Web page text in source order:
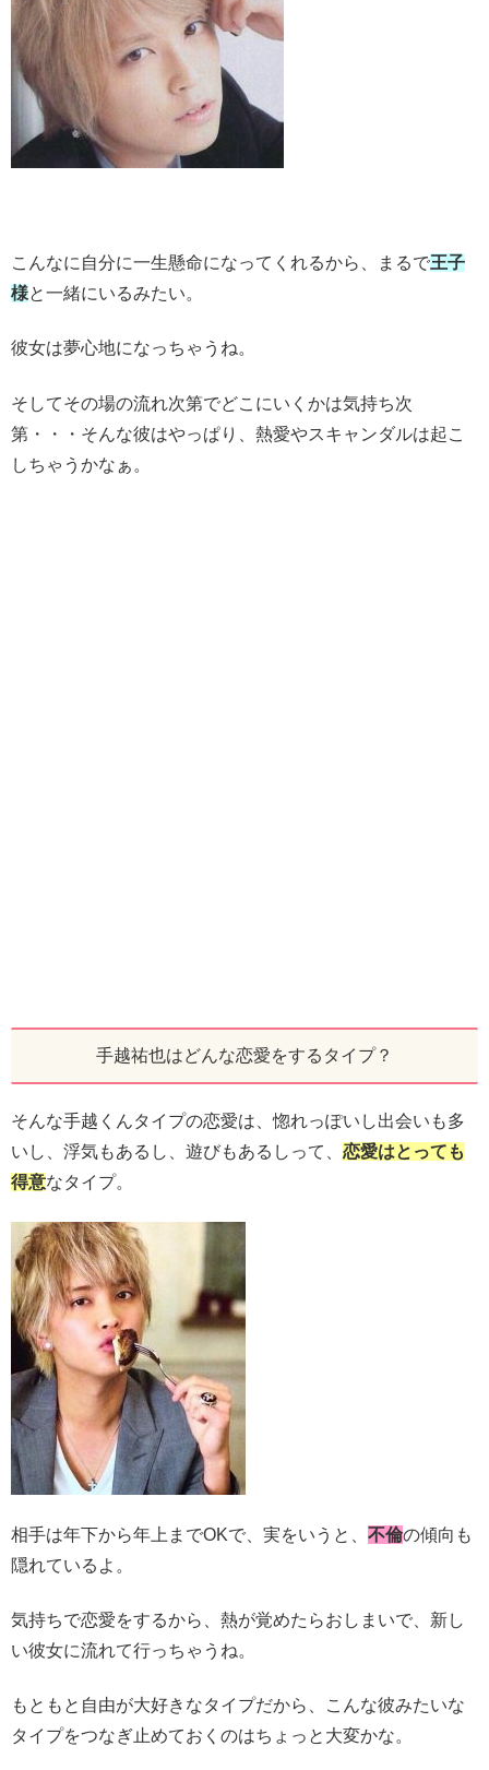
こんなに自分に一生懸命になってくれるから、まるで王子
様と一緒にいるみたい。
彼女は夢心地になっちゃうね。
そしてその場の流れ次第でどこにいくかは気持ち次
第・・・そんな彼はやっぱり、熱愛やスキャンダルは起こ
しちゃうかなぁ。
手越祐也はどんな恋愛をするタイプ？
そんな手越くんタイプの恋愛は、惚れっぽいし出会いも多
いし、浮気もあるし、遊びもあるしって、 恋愛はとっても
得意なタイプ。
相手は年下から年上までOKで、実をいうと、 不倫の傾向も
隠れているよ。
気持ちで恋愛をするから、熱が覚めたらおしまいで、新し
い彼女に流れて行っちゃうね。
もともと自由が大好きなタイプだから、こんな彼みたいな
タイプをつなぎ止めておくのはちょっと大変かな。